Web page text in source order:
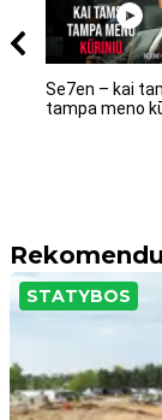
Se7en – kai
tampa meno
STATYBOS